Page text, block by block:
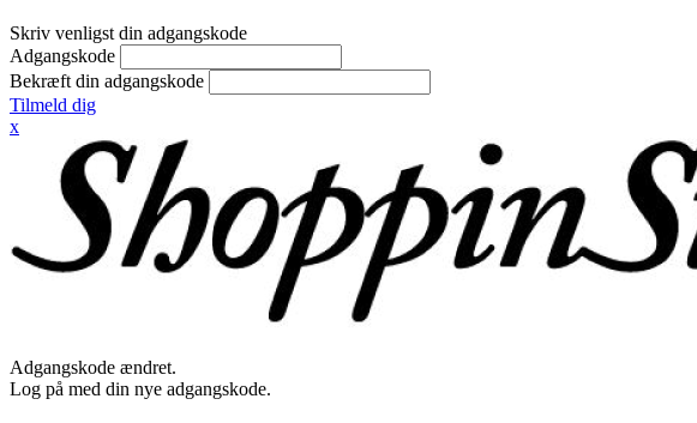
Skriv venligst din adgangskode
Adgangskode
Bekræft din adgangskode
Tilmeld dig
x
Adgangskode ændret.
Log på med din nye adgangskode.